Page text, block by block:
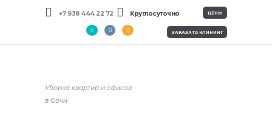
+7 938 444 22 72 Круглосуточно ЦЕНЫ
ЗАКАЗАТЬ КЛИНИНГ
Уборка квартир и офисов
в Сочи